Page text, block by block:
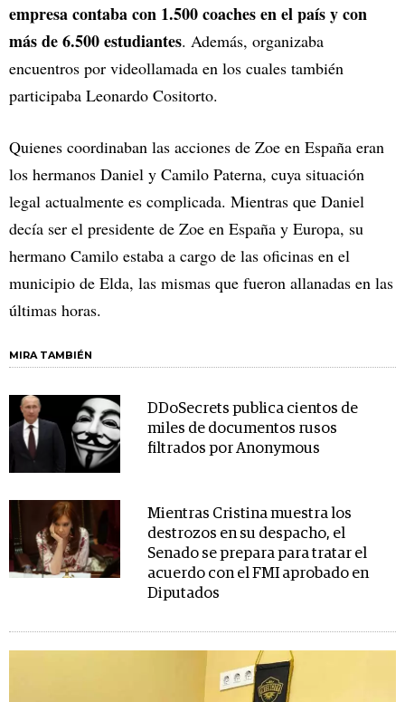
empresa contaba con 1.500 coaches en el país y con
más de 6.500 estudiantes. Además, organizaba
encuentros por videollamada en los cuales también
participaba Leonardo Cositorto.
Quienes coordinaban las acciones de Zoe en España eran
los hermanos Daniel y Camilo Paterna, cuya situación
legal actualmente es complicada. Mientras que Daniel
decía ser el presidente de Zoe en España y Europa, su
hermano Camilo estaba a cargo de las oficinas en el
municipio de Elda, las mismas que fueron allanadas en las
últimas horas.
MIRA TAMBIÉN
DDoSecrets publica cientos de
miles de documentos rusos
filtrados por Anonymous
Mientras Cristina muestra los
destrozos en su despacho, el
Senado se prepara para tratar el
acuerdo con el FMI aprobado en
Diputados